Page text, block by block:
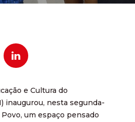
e Cultura do
inaugurou, nesta segunda-
um espaço pensado